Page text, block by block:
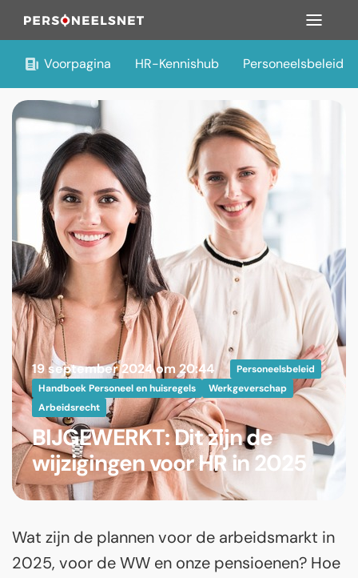
Voorpagina HR-Kennishub Personeelsbeleid
19 september 2024 om 20:44
Personeelsbeleid
Handboek Personeel en huisregels
Werkgeverschap
Arbeidsrecht
BIJGEWERKT: Dit zijn de
wijzigingen voor HR in 2025
Wat zijn de plannen voor de arbeidsmarkt in
2025, voor de WW en onze pensioenen? Hoe